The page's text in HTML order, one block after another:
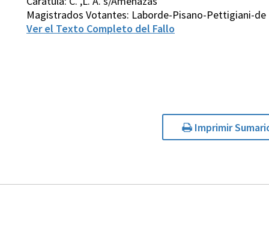
Magistrados Votantes: Laborde-Pisano-Pettigiani-de
Ver el Texto Completo del Fallo
Imprimir